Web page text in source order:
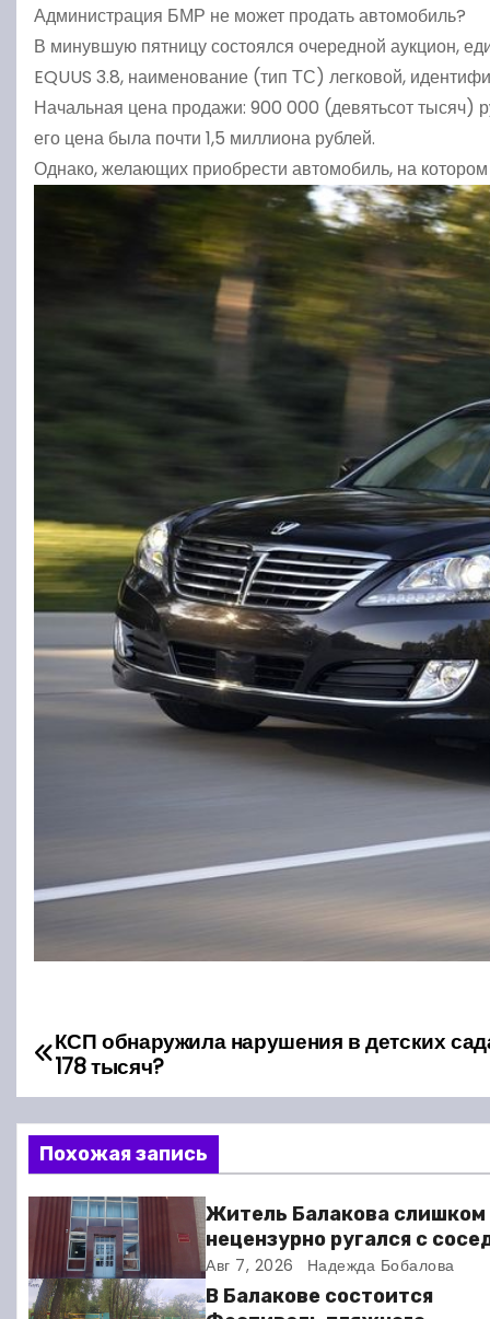
Администрация БМР не может продать автомобиль?
В минувшую пятницу состоялся очередной аукцион,
EQUUS 3.8, наименование (тип ТС) легковой,
Начальная цена продажи: 900 000 (девятьсот тысяч)
его цена была почти 1,5 миллиона рублей.
Однако, желающих приобрести автомобиль, на
Н
а
в
и
г
а
КСП обнаружила нарушения в детских
178 тысяч?
Похожая запись
Житель Балакова слишком
нецензурно ругался с
и получил двое суток
Авг 7, 2026 Надежда Бобалова
В Балакове состоится